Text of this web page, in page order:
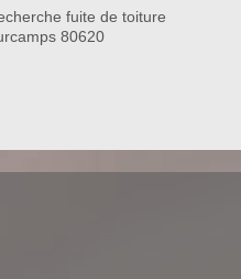
fuite de toiture
80620